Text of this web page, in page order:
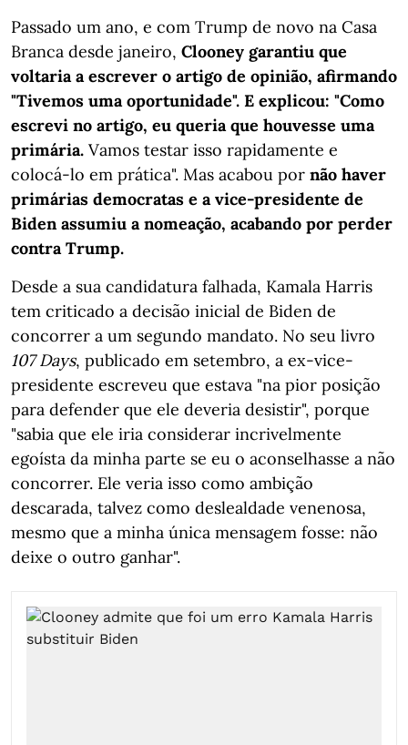
Passado um ano, e com Trump de novo na Casa
Branca desde janeiro, Clooney garantiu que
voltaria a escrever o artigo de opinião, afirmando
"Tivemos uma oportunidade". E explicou: "Como
escrevi no artigo, eu queria que houvesse uma
primária. Vamos testar isso rapidamente e
colocá-lo em prática". Mas acabou por não haver
primárias democratas e a vice-presidente de
Biden assumiu a nomeação, acabando por perder
contra Trump.
Desde a sua candidatura falhada, Kamala Harris
tem criticado a decisão inicial de Biden de
concorrer a um segundo mandato. No seu livro
107 Days, publicado em setembro, a ex-vice-
presidente escreveu que estava "na pior posição
para defender que ele deveria desistir", porque
"sabia que ele iria considerar incrivelmente
egoísta da minha parte se eu o aconselhasse a não
concorrer. Ele veria isso como ambição
descarada, talvez como deslealdade venenosa,
mesmo que a minha única mensagem fosse: não
deixe o outro ganhar".